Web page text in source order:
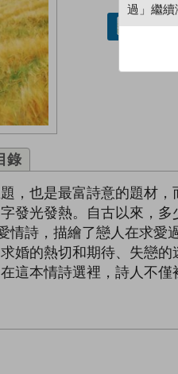
借閱
錄
，也是最富詩意的題材
發光發熱。自古以來，
情詩，描繪了戀人在求
婚的熱切和期待、失戀
這本情詩選裡，詩人不
過」繼續